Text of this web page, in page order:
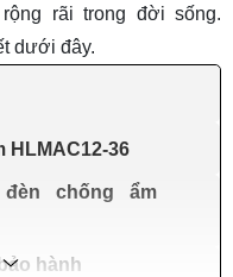
rãi trong đời sống.
dưới đây.
HLMAC12-36
chống ẩm
hành